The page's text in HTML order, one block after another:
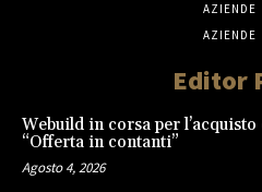
AZIENDE
AZIENDE
Editor
Webuild in corsa per
“Offerta in contanti”
Agosto 4, 2026